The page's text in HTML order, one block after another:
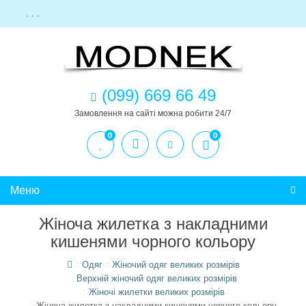
. . .
(099) 669 66 49
Замовлення на сайті можна робити 24/7
0 0
Меню
Жіноча жилетка з накладними
кишенями чорного кольору
Одяг
Жіночий одяг великих розмірів
Верхній жіночий одяг великих розмірів
Жіночі жилетки великих розмірів